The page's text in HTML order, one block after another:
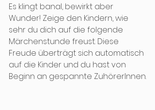
Es klingt banal, bewirkt aber
Wunder! Zeige den Kindern, wie
sehr du dich auf die folgende
Märchenstunde freust. Diese
Freude überträgt sich automatisch
auf die Kinder und du hast von
Beginn an gespannte ZuhörerInnen.